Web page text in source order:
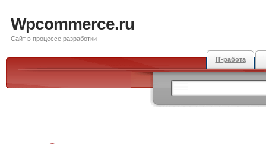
Wpcommerce.ru
Сайт в процессе разработки
IT-работа